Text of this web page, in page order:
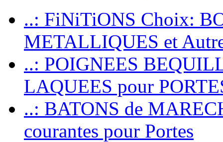
..: FiNiTiONS Choix:
METALLIQUES et
..: POIGNEES
LAQUEES pour
..: BATONS de
courantes pour Portes